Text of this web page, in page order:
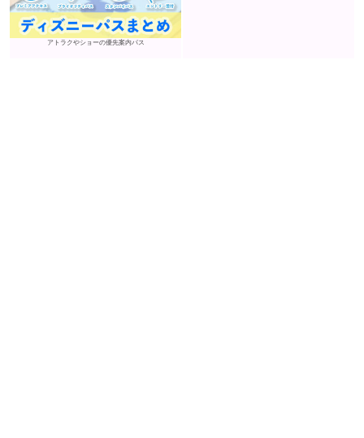
アトラクやショーの優先案内パス